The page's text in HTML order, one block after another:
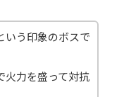
いう印象のボスで
火力を盛って対抗